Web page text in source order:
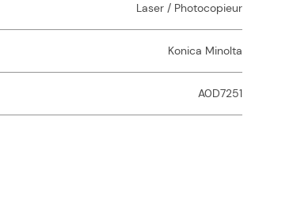
Laser / Photocopieur
Konica Minolta
A0D7251